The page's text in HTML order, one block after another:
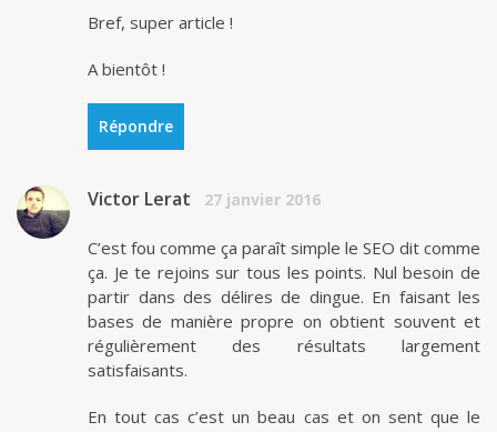
Bref, super article !
A bientôt !
Répondre
Victor Lerat 27 janvier 2016
C’est fou comme ça paraît simple le SEO dit comme
ça. Je te rejoins sur tous les points. Nul besoin de
partir dans des délires de dingue. En faisant les
bases de manière propre on obtient souvent et
régulièrement des résultats largement
satisfaisants.
En tout cas c’est un beau cas et on sent que le